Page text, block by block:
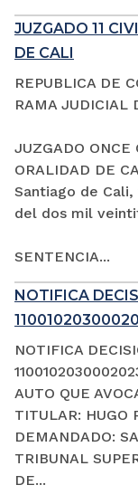
JUZGADO 11
DE CALI
REPUBLICA DE
RAMA JUDICIAL
JUZGADO ONCE
ORALIDAD DE
Santiago de
del dos mil
SENTENCIA...
NOTIFICA
NOTIFICA
AUTO QUE
TITULAR: HUGO
DEMANDADO:
TRIBUNAL
DE...